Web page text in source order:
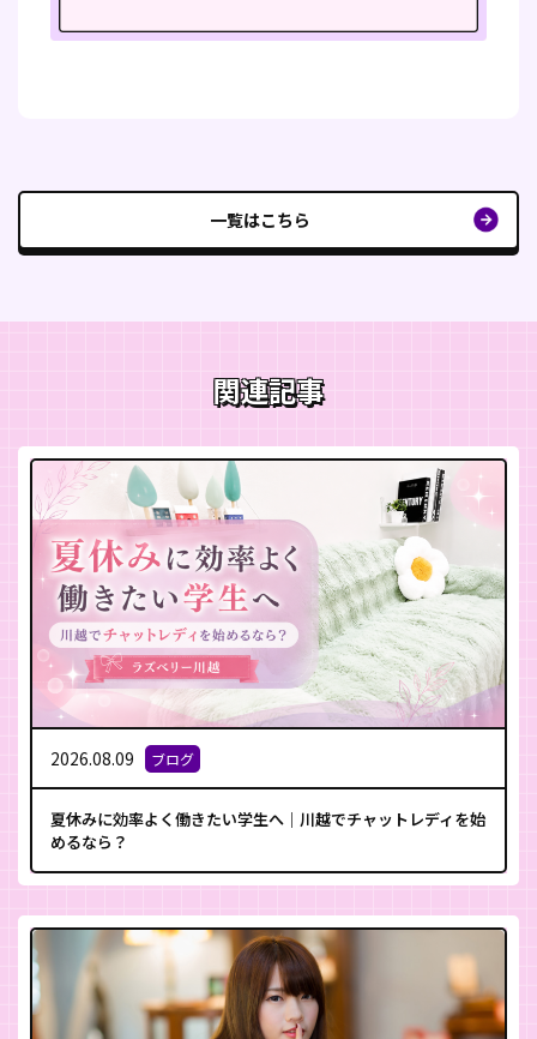
一覧はこちら
関連記事
2026.08.09 ブログ
夏休みに効率よく働きたい学生へ｜川越でチャットレディを始
めるなら？